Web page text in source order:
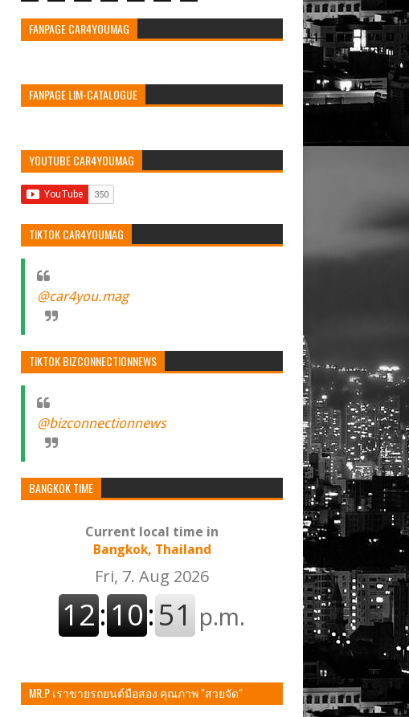
FANPAGE CAR4YOUMAG
FANPAGE LIM-CATALOGUE
YOUTUBE CAR4YOUMAG
TIKTOK CAR4YOUMAG
@car4you.mag
TIKTOK BIZCONNECTIONNEWS
@bizconnectionnews
BANGKOK TIME
Current local time in
Bangkok, Thailand
MR.P เราขายรถยนต์มือสอง คุณภาพ "สวยจัด"